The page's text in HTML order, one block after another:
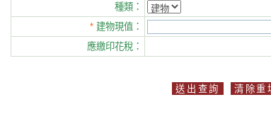
種類：
* 建物現值：
應繳印花稅：